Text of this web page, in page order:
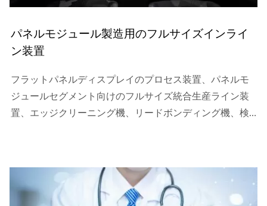
パネルモジュール製造用のフルサイズインライ
ン装置
フラットパネルディスプレイのプロセス装置、パネルモ
ジュールセグメント向けのフルサイズ統合生産ライン装
置、エッジクリーニング機、リードボンディング機、検